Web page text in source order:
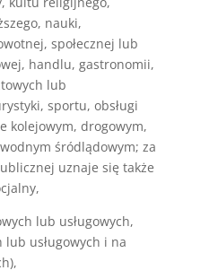
nauki,
społecznej lub
handlu, gastronomii,
lub
sportu, obsługi
kolejowym, drogowym,
śródlądowym; za
uznaje się także
lub usługowych,
usługowych i na